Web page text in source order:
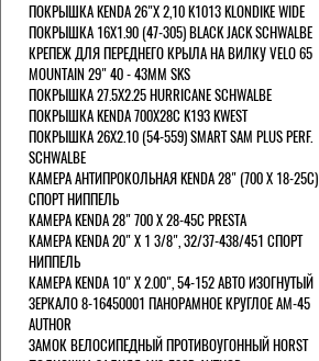
ПОКРЫШКА KENDA 26"Х 2,10 K1013 KLONDIKE WIDE
ПОКРЫШКА 16X1.90 (47-305) BLACK JACK SCHWALBE
КРЕПЕЖ ДЛЯ ПЕРЕДНЕГО КРЫЛА НА ВИЛКУ VELO 65
MOUNTAIN 29" 40 - 43ММ SKS
ПОКРЫШКА 27.5X2.25 HURRICANE SCHWALBE
ПОКРЫШКА KENDA 700Х28С K193 KWEST
ПОКРЫШКА 26X2.10 (54-559) SMART SAM PLUS PERF.
SCHWALBE
КАМЕРА АНТИПРОКОЛЬНАЯ KENDA 28" (700 Х 18-25C)
СПОРТ НИППЕЛЬ
КАМЕРА KENDA 28" 700 Х 28-45С PRESTA
КАМЕРА KENDA 20" Х 1 3/8", 32/37-438/451 СПОРТ
НИППЕЛЬ
КАМЕРА KENDA 10" Х 2.00", 54-152 АВТО ИЗОГНУТЫЙ
ЗЕРКАЛО 8-16450001 ПАНОРАМНОЕ КРУГЛОЕ AM-45
AUTHOR
ЗАМОК ВЕЛОСИПЕДНЫЙ ПРОТИВОУГОННЫЙ HORST